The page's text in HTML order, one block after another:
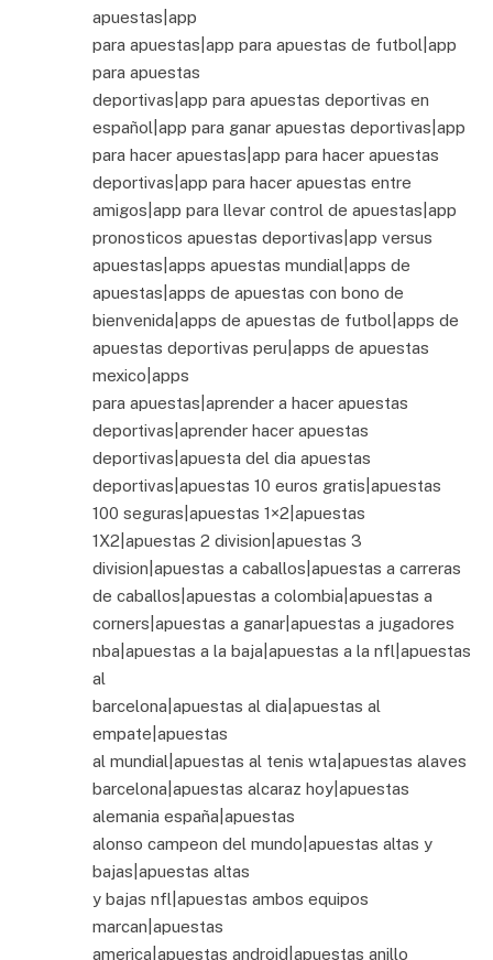
apuestas|app
para apuestas|app para apuestas de futbol|app
para apuestas
deportivas|app para apuestas deportivas en
español|app para ganar apuestas deportivas|app
para hacer apuestas|app para hacer apuestas
deportivas|app para hacer apuestas entre
amigos|app para llevar control de apuestas|app
pronosticos apuestas deportivas|app versus
apuestas|apps apuestas mundial|apps de
apuestas|apps de apuestas con bono de
bienvenida|apps de apuestas de futbol|apps de
apuestas deportivas peru|apps de apuestas
mexico|apps
para apuestas|aprender a hacer apuestas
deportivas|aprender hacer apuestas
deportivas|apuesta del dia apuestas
deportivas|apuestas 10 euros gratis|apuestas
100 seguras|apuestas 1×2|apuestas
1X2|apuestas 2 division|apuestas 3
division|apuestas a caballos|apuestas a carreras
de caballos|apuestas a colombia|apuestas a
corners|apuestas a ganar|apuestas a jugadores
nba|apuestas a la baja|apuestas a la nfl|apuestas
al
barcelona|apuestas al dia|apuestas al
empate|apuestas
al mundial|apuestas al tenis wta|apuestas alaves
barcelona|apuestas alcaraz hoy|apuestas
alemania españa|apuestas
alonso campeon del mundo|apuestas altas y
bajas|apuestas altas
y bajas nfl|apuestas ambos equipos
marcan|apuestas
america|apuestas android|apuestas anillo